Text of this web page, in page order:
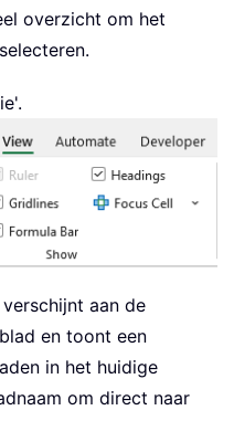
overzicht om het
aan de
en toont een
in het huidige
om direct naar